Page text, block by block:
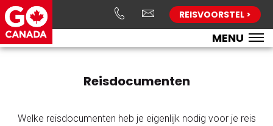
REISVOORSTEL >
MENU
Reisdocumenten
Welke reisdocumenten heb je eigenlijk nodig voor je reis